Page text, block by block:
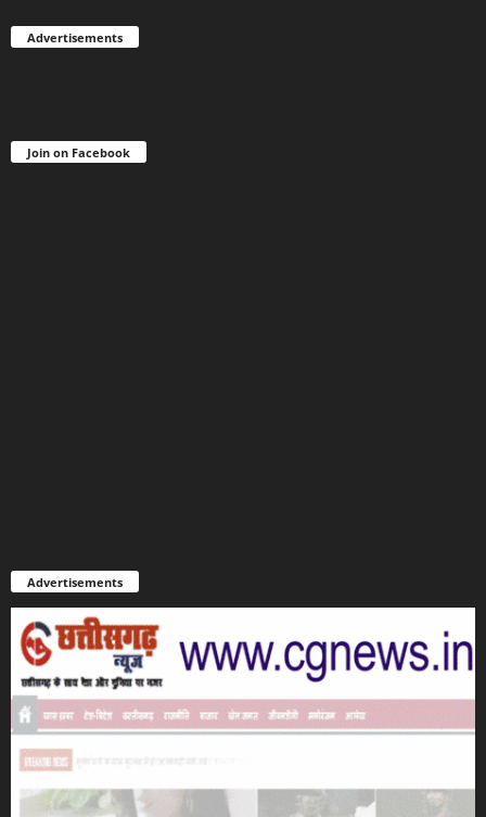
Advertisements
Join on Facebook
Advertisements